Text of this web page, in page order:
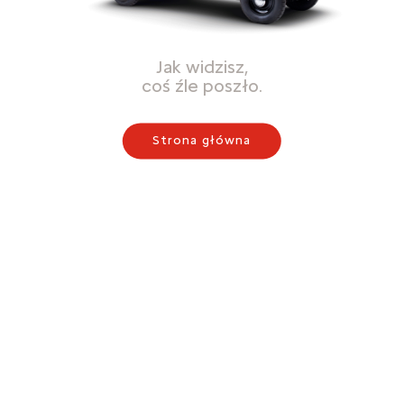
Jak widzisz,
coś źle poszło.
Strona główna